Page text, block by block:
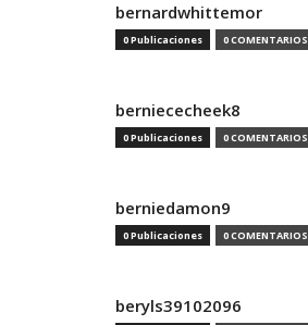
bernardwhittemor
0 Publicaciones 0 COMENTARIOS
berniececheek8
0 Publicaciones 0 COMENTARIOS
berniedamon9
0 Publicaciones 0 COMENTARIOS
beryls39102096